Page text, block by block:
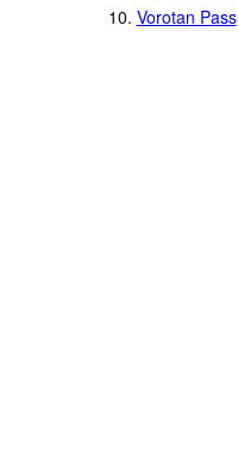
10. Vorotan Pass